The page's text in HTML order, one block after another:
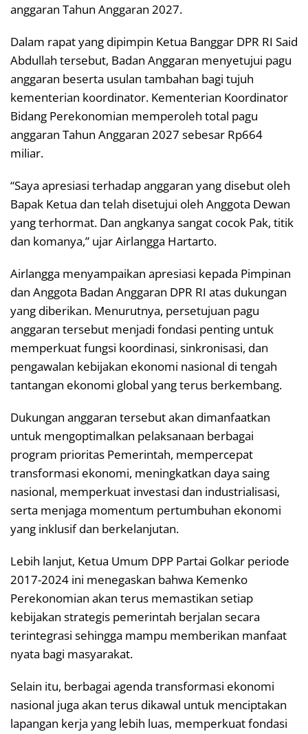
anggaran Tahun Anggaran 2027.
Dalam rapat yang dipimpin Ketua Banggar DPR RI Said
Abdullah tersebut, Badan Anggaran menyetujui pagu
anggaran beserta usulan tambahan bagi tujuh
kementerian koordinator. Kementerian Koordinator
Bidang Perekonomian memperoleh total pagu
anggaran Tahun Anggaran 2027 sebesar Rp664
miliar.
“Saya apresiasi terhadap anggaran yang disebut oleh
Bapak Ketua dan telah disetujui oleh Anggota Dewan
yang terhormat. Dan angkanya sangat cocok Pak, titik
dan komanya,” ujar Airlangga Hartarto.
Airlangga menyampaikan apresiasi kepada Pimpinan
dan Anggota Badan Anggaran DPR RI atas dukungan
yang diberikan. Menurutnya, persetujuan pagu
anggaran tersebut menjadi fondasi penting untuk
memperkuat fungsi koordinasi, sinkronisasi, dan
pengawalan kebijakan ekonomi nasional di tengah
tantangan ekonomi global yang terus berkembang.
Dukungan anggaran tersebut akan dimanfaatkan
untuk mengoptimalkan pelaksanaan berbagai
program prioritas Pemerintah, mempercepat
transformasi ekonomi, meningkatkan daya saing
nasional, memperkuat investasi dan industrialisasi,
serta menjaga momentum pertumbuhan ekonomi
yang inklusif dan berkelanjutan.
Lebih lanjut, Ketua Umum DPP Partai Golkar periode
2017-2024 ini menegaskan bahwa Kemenko
Perekonomian akan terus memastikan setiap
kebijakan strategis pemerintah berjalan secara
terintegrasi sehingga mampu memberikan manfaat
nyata bagi masyarakat.
Selain itu, berbagai agenda transformasi ekonomi
nasional juga akan terus dikawal untuk menciptakan
lapangan kerja yang lebih luas, memperkuat fondasi